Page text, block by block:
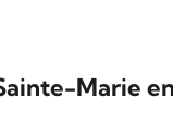
Marie